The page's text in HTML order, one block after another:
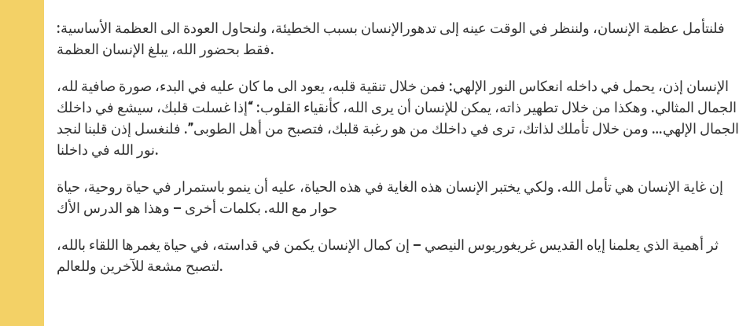
فلنتأمل عظمة الإنسان، ولننظر في الوقت عينه إلى تدهورالإنسان بسبب الخطيئة، ولنحاول العودة الى العظمة الأساسية:
فقط بحضور الله، يبلغ الإنسان العظمة.
الإنسان إذن، يحمل في داخله انعكاس النور الإلهي: فمن خلال تنقية قلبه، يعود الى ما كان عليه في البدء، صورة صافية لله،
الجمال المثالي. وهكذا من خلال تطهير ذاته، يمكن للإنسان أن يرى الله، كأنقياء القلوب: “إذا غسلت قلبك، سيشع في داخلك
الجمال الإلهي… ومن خلال تأملك لذاتك، ترى في داخلك من هو رغبة قلبك، فتصبح من أهل الطوبى”. فلنغسل إذن قلبنا لنجد
نور الله في داخلنا.
إن غاية الإنسان هي تأمل الله. ولكي يختبر الإنسان هذه الغاية في هذه الحياة، عليه أن ينمو باستمرار في حياة روحية، حياة
حوار مع الله. بكلمات أخرى – وهذا هو الدرس الأك
ثر أهمية الذي يعلمنا إياه القديس غريغوريوس النيصي – إن كمال الإنسان يكمن في قداسته، في حياة يغمرها اللقاء بالله،
لتصبح مشعة للآخرين وللعالم.